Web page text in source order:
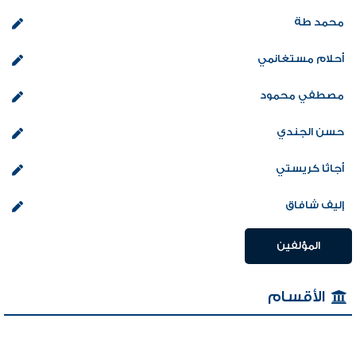
محمد طة
أحلام مستغانمي
مصطفي محمود
حسن الجندي
أجاثا كريستي
إليف شافاق
المؤلفين
الأقسام